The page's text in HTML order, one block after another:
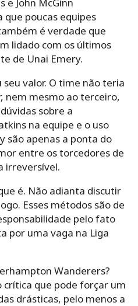
poucas equipes
é verdade que
lidado com os últimos
de Unai Emery.
seu valor. O time não teria
nem mesmo ao terceiro,
sobre a
na equipe e o uso
são apenas a ponta do
entre os torcedores de
irreversível.
é. Não adianta discutir
Esses métodos são de
pelo fato
por uma vaga na Liga
Wanderers?
crítica que pode forçar um
drásticas, pelo menos a